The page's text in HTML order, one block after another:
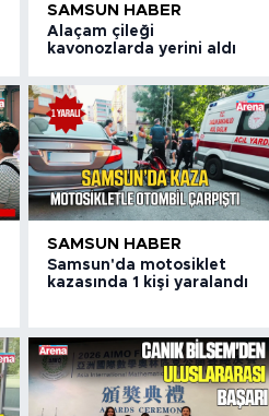
SAMSUN HABER
Alaçam çileği
kavonozlarda yerini aldı
SAMSUN HABER
Samsun'da motosiklet
kazasında 1 kişi yaralandı